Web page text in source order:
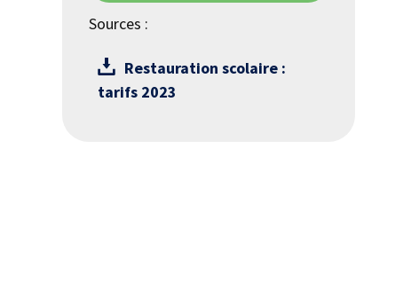
Sources :
DocumentRestauration scolaire :
tarifs 2023